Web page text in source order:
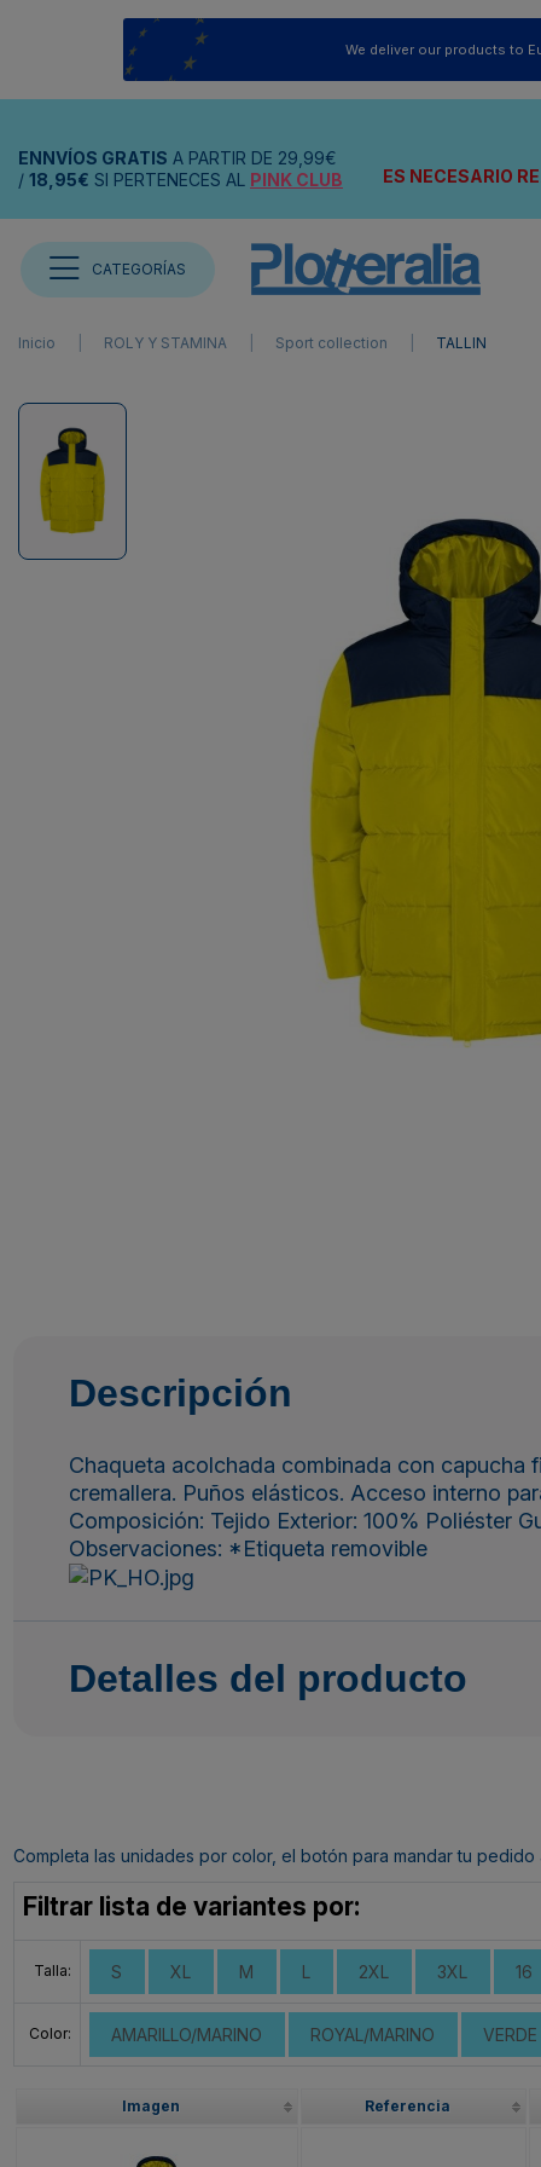
We deliver our products to
ENNVÍOS GRATIS A PARTIR DE 29,99€
/ 18,95€ SI PERTENECES AL PINK CLUB ES NECESARIO
CATEGORÍAS
Inicio ROLY Y STAMINA Sport collection TALLIN
Descripción
Chaqueta acolchada combinada con capucha
cremallera. Puños elásticos. Acceso interno
Composición: Tejido Exterior: 100% Poliéster
Observaciones: *Etiqueta removible
Detalles del producto
Completa las unidades por color, el botón para mandar tu
Filtrar lista de variantes por:
Talla: S XL M L 2XL 3XL 16
Color: AMARILLO/MARINO ROYAL/MARINO
Imagen Referencia